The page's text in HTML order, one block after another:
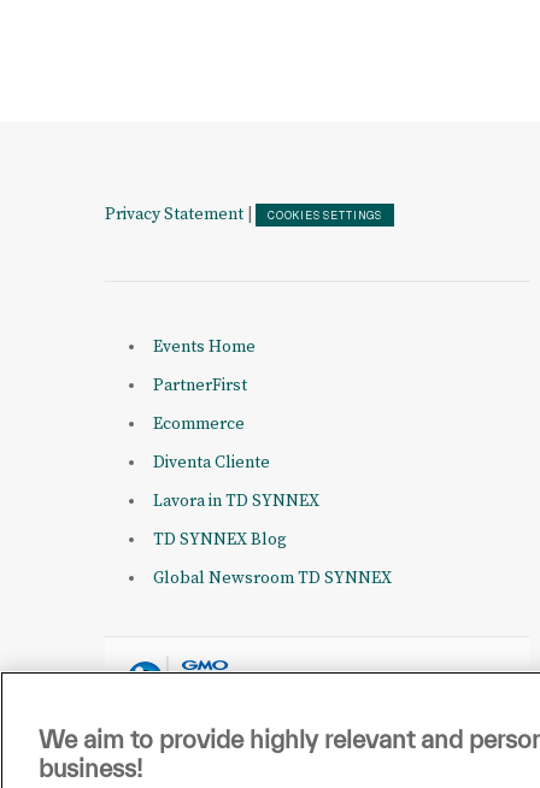
Privacy Statement COOKIES SETTINGS
Events Home
PartnerFirst
Ecommerce
Diventa Cliente
Lavora in TD SYNNEX
TD SYNNEX Blog
Global Newsroom TD SYNNEX
We aim to provide highly relevant and
business!